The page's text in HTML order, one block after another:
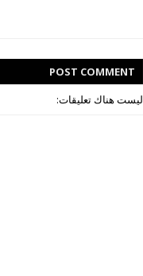
POST COMMENT
ليست هناك تعليقات: